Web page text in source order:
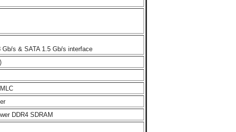
Gb/s & SATA 1.5 Gb/s interface
DDR4 SDRAM